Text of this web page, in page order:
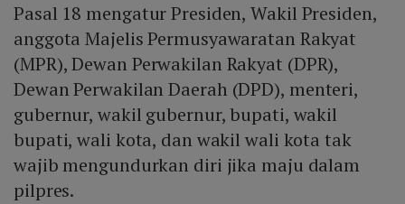
Pasal 18 mengatur Presiden, Wakil Presiden,
anggota Majelis Permusyawaratan Rakyat
(MPR), Dewan Perwakilan Rakyat (DPR),
Dewan Perwakilan Daerah (DPD), menteri,
gubernur, wakil gubernur, bupati, wakil
bupati, wali kota, dan wakil wali kota tak
wajib mengundurkan diri jika maju dalam
pilpres.